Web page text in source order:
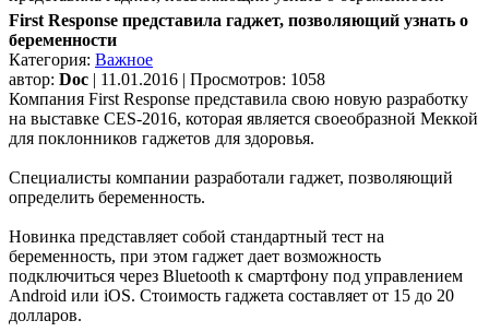
First Response представила гаджет, позволяющий узнать о
беременности
Категория: Важное
автор: Doc | 11.01.2016 | Просмотров: 1058
Компания First Response представила свою новую разработку
на выставке CES-2016, которая является своеобразной Меккой
для поклонников гаджетов для здоровья.
Специалисты компании разработали гаджет, позволяющий
определить беременность.
Новинка представляет собой стандартный тест на
беременность, при этом гаджет дает возможность
подключиться через Bluetooth к смартфону под управлением
Android или iOS. Стоимость гаджета составляет от 15 до 20
долларов.